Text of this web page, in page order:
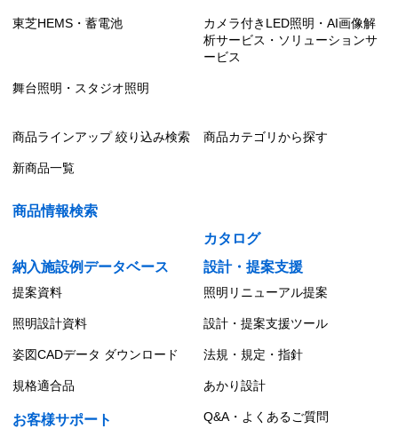
東芝HEMS・蓄電池
カメラ付きLED照明・AI画像解
析サービス・ソリューションサ
ービス
舞台照明・スタジオ照明
商品ラインアップ 絞り込み検索 商品カテゴリから探す
新商品一覧
商品情報検索
カタログ
納入施設例データベース
設計・提案支援
提案資料 照明リニューアル提案
照明設計資料 設計・提案支援ツール
姿図CADデータ ダウンロード 法規・規定・指針
規格適合品 あかり設計
お客様サポート Q&A・よくあるご質問